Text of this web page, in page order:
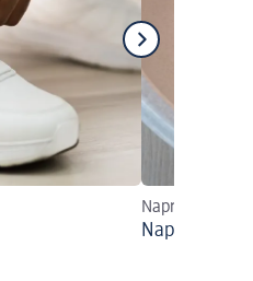
Napravitu
Napravite